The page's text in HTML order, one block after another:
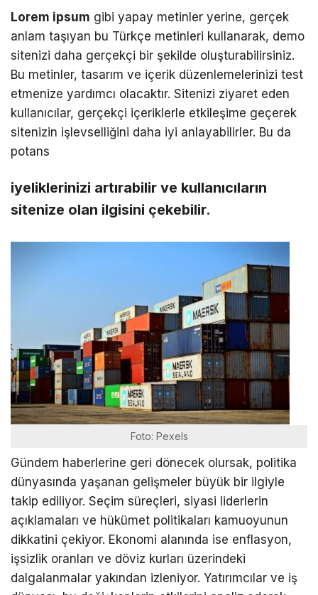
Lorem ipsum gibi yapay metinler yerine, gerçek
anlam taşıyan bu Türkçe metinleri kullanarak, demo
sitenizi daha gerçekçi bir şekilde oluşturabilirsiniz.
Bu metinler, tasarım ve içerik düzenlemelerinizi test
etmenize yardımcı olacaktır. Sitenizi ziyaret eden
kullanıcılar, gerçekçi içeriklerle etkileşime geçerek
sitenizin işlevselliğini daha iyi anlayabilirler. Bu da
potans
iyeliklerinizi artırabilir ve kullanıcıların
sitenize olan ilgisini çekebilir.
Foto: Pexels
Gündem haberlerine geri dönecek olursak, politika
dünyasında yaşanan gelişmeler büyük bir ilgiyle
takip ediliyor. Seçim süreçleri, siyasi liderlerin
açıklamaları ve hükümet politikaları kamuoyunun
dikkatini çekiyor. Ekonomi alanında ise enflasyon,
işsizlik oranları ve döviz kurları üzerindeki
dalgalanmalar yakından izleniyor. Yatırımcılar ve iş